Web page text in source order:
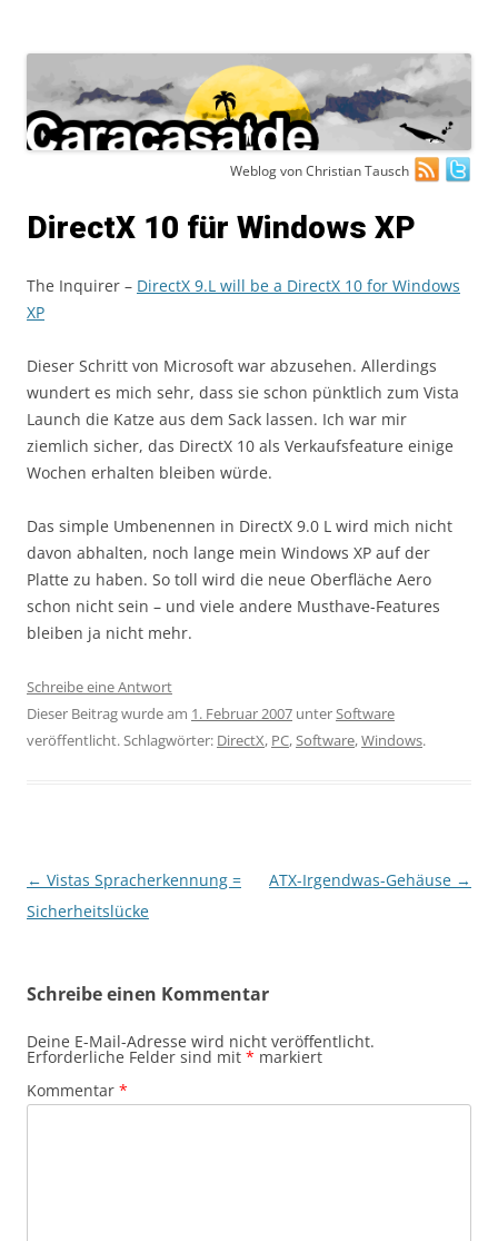
Weblog von Christian Tausch
DirectX 10 für Windows XP
The Inquirer – DirectX 9.L will be a DirectX 10 for Windows
XP
Dieser Schritt von Microsoft war abzusehen. Allerdings
wundert es mich sehr, dass sie schon pünktlich zum Vista
Launch die Katze aus dem Sack lassen. Ich war mir
ziemlich sicher, das DirectX 10 als Verkaufsfeature einige
Wochen erhalten bleiben würde.
Das simple Umbenennen in DirectX 9.0 L wird mich nicht
davon abhalten, noch lange mein Windows XP auf der
Platte zu haben. So toll wird die neue Oberfläche Aero
schon nicht sein – und viele andere Musthave-Features
bleiben ja nicht mehr.
Schreibe eine Antwort
Dieser Beitrag wurde am 1. Februar 2007 unterSoftware
veröffentlicht. Schlagwörter: DirectX, PC,Software,Windows.
Beitragsnavigation
← Vistas Spracherkennung =
Sicherheitslücke
ATX-Irgendwas-Gehäuse →
Schreibe einen Kommentar
Deine E-Mail-Adresse wird nicht veröffentlicht.
Erforderliche Felder sind mit * markiert
Kommentar *